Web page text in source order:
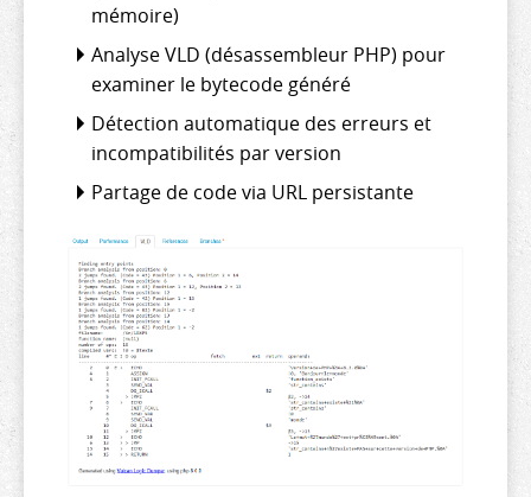
mémoire)
Analyse VLD (désassembleur PHP) pour
examiner le bytecode généré
Détection automatique des erreurs et
incompatibilités par version
Partage de code via URL persistante